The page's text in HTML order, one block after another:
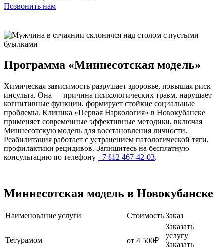
Позвонить нам
Программа «Миннесотская модель»
Химическая зависимость разрушает здоровье, повышая риск
инсульта. Она — причина психологических травм, нарушает
когнитивные функции, формирует стойкие социальные
проблемы. Клиника «Первая Наркология» в Новокубанске
применяет современные эффективные методики, включая
Миннесотскую модель для восстановления личности.
Реабилитация работает с устранением патологической тяги,
профилактики рецидивов. Запишитесь на бесплатную
консультацию по телефону +7 812 467-42-03.
Миннесотская модель в Новокубанске
Наименование услуги Стоимость Заказ
Тетурамом от 4 500₽
Заказать
услугу
Заказать